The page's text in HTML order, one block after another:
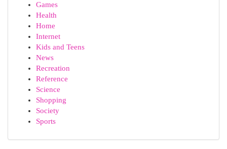
Games
Health
Home
Internet
Kids and Teens
News
Recreation
Reference
Science
Shopping
Society
Sports